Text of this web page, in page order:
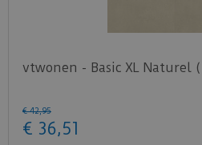
vtwonen - Basic XL Naturel
€ 42,95
€ 36,51